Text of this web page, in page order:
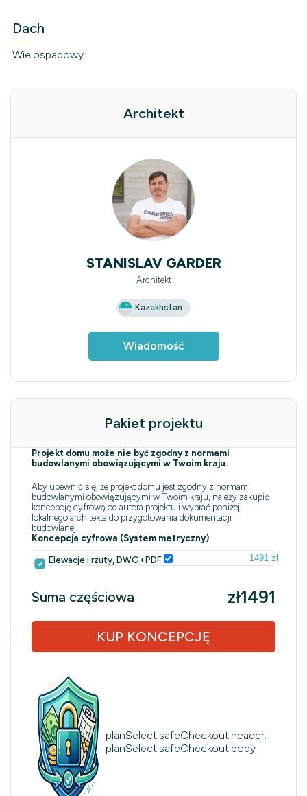
Dach
Wielospadowy
Architekt
STANISLAV GARDER
Architekt
Kazakhstan
Wiadomość
Pakiet projektu
Projekt domu może nie być zgodny z normami
budowlanymi obowiązującymi w Twoim kraju.
Aby upewnić się, że projekt domu jest zgodny z normami
budowlanymi obowiązującymi w Twoim kraju, należy zakupić
koncepcję cyfrową od autora projektu i wybrać poniżej
lokalnego architekta do przygotowania dokumentacji
budowlanej.
Koncepcja cyfrowa (System metryczny)
Elewacje i rzuty, DWG+PDF 1491 zł
Suma częściowa zł1491
KUP KONCEPCJĘ
planSelect.safeCheckout.header:
planSelect.safeCheckout.body